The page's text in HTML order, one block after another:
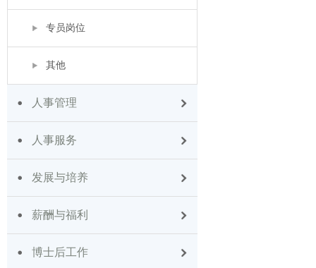
专员岗位
其他
人事管理
人事服务
发展与培养
薪酬与福利
博士后工作